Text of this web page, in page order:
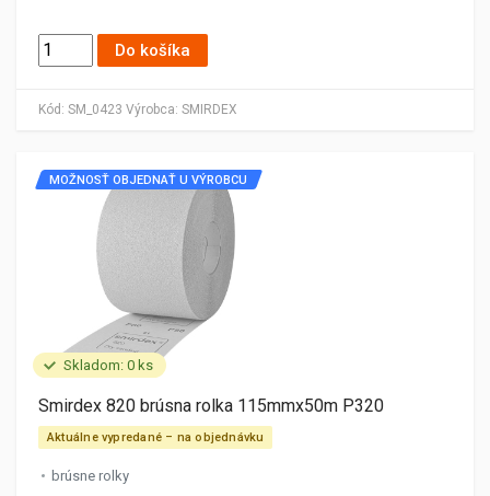
Kód: SM_0423 Výrobca: SMIRDEX
Do košíka
Skladom: 0 ks
MOŽNOSŤ OBJEDNAŤ U VÝROBCU
Smirdex 820 brúsna rolka 115mmx50m P320
Aktuálne vypredané – na objednávku
brúsne rolky